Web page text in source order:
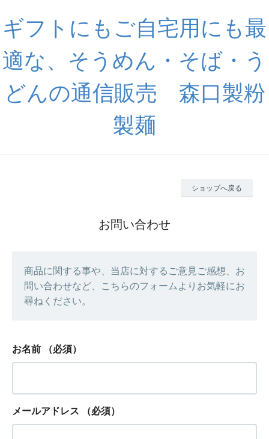
ギフトにもご自宅用にも最
適な、そうめん・そば・う
どんの通信販売 森口製粉
製麺
ショップへ戻る
お問い合わせ
商品に関する事や、当店に対するご意見ご感想、お
問い合わせなど、こちらのフォームよりお気軽にお
尋ねください。
お名前 （必須）
メールアドレス （必須）